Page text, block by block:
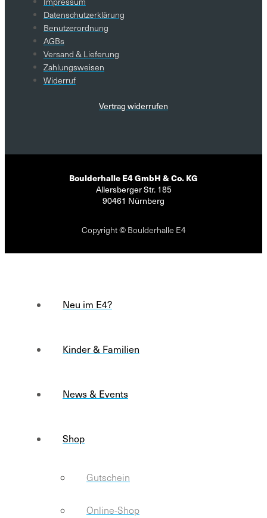
Datenschutzerklärung
Benutzerordnung
AGBs
Versand & Lieferung
Zahlungsweisen
Widerruf
Vertrag widerrufen
Boulderhalle E4 GmbH & Co. KG
Allersberger Str. 185
90461 Nürnberg
Copyright © Boulderhalle E4
Neu im E4?
Kinder & Familien
News & Events
Shop
Gutschein
Online-Shop